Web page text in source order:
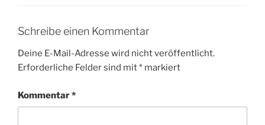
Schreibe einen Kommentar
Deine E-Mail-Adresse wird nicht veröffentlicht.
Erforderliche Felder sind mit* markiert
Kommentar*